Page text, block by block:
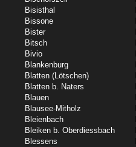
Bisisthal
Bissone
Bister
Bitsch
Bivio
Blankenburg
Blatten (Lötschen)
Blatten b. Naters
Blauen
Blausee-Mitholz
Bleienbach
Bleiken b. Oberdiessbach
Blessens